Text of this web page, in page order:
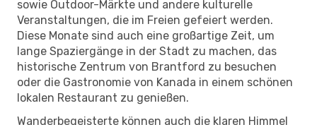
sowie Outdoor-Märkte und andere kulturelle
Veranstaltungen, die im Freien gefeiert werden.
Diese Monate sind auch eine großartige Zeit, um
lange Spaziergänge in der Stadt zu machen, das
historische Zentrum von Brantford zu besuchen
oder die Gastronomie von Kanada in einem schönen
lokalen Restaurant zu genießen.
Wanderbegeisterte können auch die klaren Himmel